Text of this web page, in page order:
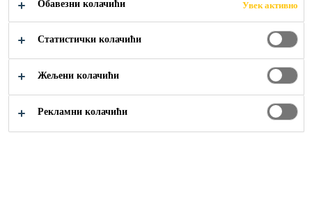
Građevinarstvo
Обавезни колачићи Увек активно
Статистички колачићи
Жељени колачићи
Рекламни колачићи